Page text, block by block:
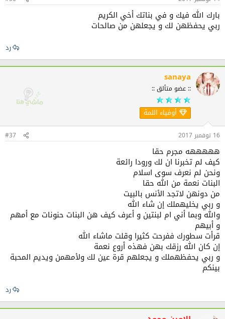
بارك الله فيك و في بناتك أخي الكريم
ربي يحفظهن لك و يجعلهن من صالحات
رد
sanaya
:: عضو متألق ::
أوفياء اللمة
16 نوفمبر 2017 #37
هههههه مجرم حقا
كيف لم تخبرنا ان لك ورودا رائعة
ونحن لم نعرف سوى اسلام
البنات نعمة من الله حقا
من دونهن لاتجد الأنس بالبيت
و ربي يخليهملك إن شاء الله
والله وبما أني ام لبنتين و أعرف كيف هن البنات حنونات مع أمهم
و أبيهم
قرأت سطورك ففرحت كثيرا وقلت ماشاء الله
إن كان الله رزقك بهن فهذه أروع نعمة
و ربي يحفظهملك و يجعلهم قرة عين لك ولأمهمن ويديم المحبة
بينكم
رد